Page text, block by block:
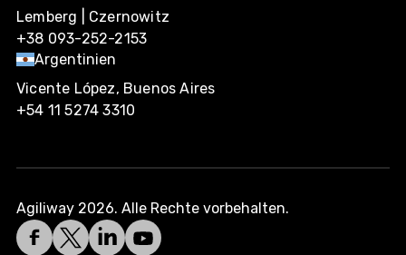
Lemberg | Czernowitz
+38 093-252-2153
Argentinien
Vicente López, Buenos Aires
+54 11 5274 3310
Agiliway 2026. Alle Rechte vorbehalten.